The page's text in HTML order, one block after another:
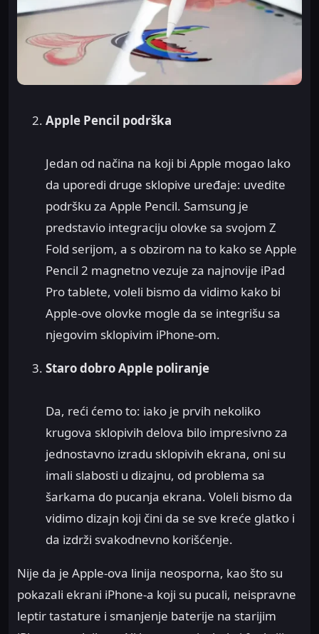
Apple Pencil podrška
Jedan od načina na koji bi Apple mogao lako
da uporedi druge sklopive uređaje: uvedite
podršku za Apple Pencil. Samsung je
predstavio integraciju olovke sa svojom Z
Fold serijom, a s obzirom na to kako se Apple
Pencil 2 magnetno vezuje za najnovije iPad
Pro tablete, voleli bismo da vidimo kako bi
Apple-ove olovke mogle da se integrišu sa
njegovim sklopivim iPhone-om.
Staro dobro Apple poliranje
Da, reći ćemo to: iako je prvih nekoliko
krugova sklopivih delova bilo impresivno za
jednostavno izradu sklopivih ekrana, oni su
imali slabosti u dizajnu, od problema sa
šarkama do pucanja ekrana. Voleli bismo da
vidimo dizajn koji čini da se sve kreće glatko i
da izdrži svakodnevno korišćenje.
Nije da je Apple-ova linija neosporna, kao što su
pokazali ekrani iPhone-a koji su pucali, neispravne
leptir tastature i smanjenje baterije na starijim